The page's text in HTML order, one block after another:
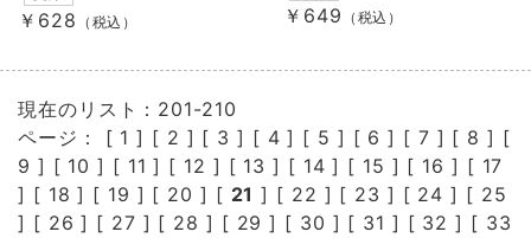
￥628 （税込） ￥649 （税込）
現在のリスト：201-210
ページ： [ 1 ] [ 2 ] [ 3 ] [ 4 ] [ 5 ] [ 6 ] [ 7 ] [ 8 ] [
9 ] [ 10 ] [ 11 ] [ 12 ] [ 13 ] [ 14 ] [ 15 ] [ 16 ] [ 17
] [ 18 ] [ 19 ] [ 20 ] [ 21 ] [ 22 ] [ 23 ] [ 24 ] [ 25
] [ 26 ] [ 27 ] [ 28 ] [ 29 ] [ 30 ] [ 31 ] [ 32 ] [ 33